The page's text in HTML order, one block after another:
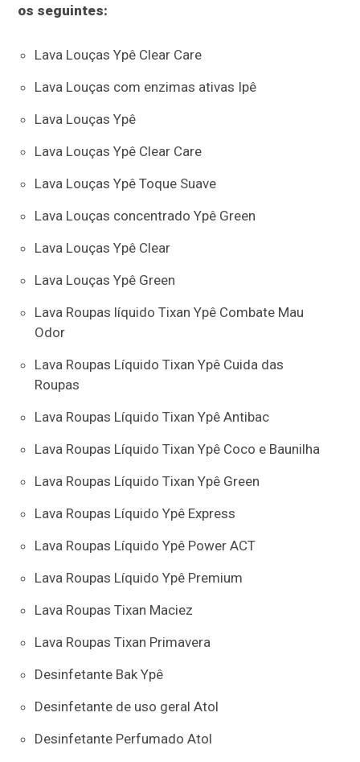
os seguintes:
Lava Louças Ypê Clear Care
Lava Louças com enzimas ativas Ipê
Lava Louças Ypê
Lava Louças Ypê Clear Care
Lava Louças Ypê Toque Suave
Lava Louças concentrado Ypê Green
Lava Louças Ypê Clear
Lava Louças Ypê Green
Lava Roupas líquido Tixan Ypê Combate Mau
Odor
Lava Roupas Líquido Tixan Ypê Cuida das
Roupas
Lava Roupas Líquido Tixan Ypê Antibac
Lava Roupas Líquido Tixan Ypê Coco e Baunilha
Lava Roupas Líquido Tixan Ypê Green
Lava Roupas Líquido Ypê Express
Lava Roupas Líquido Ypê Power ACT
Lava Roupas Líquido Ypê Premium
Lava Roupas Tixan Maciez
Lava Roupas Tixan Primavera
Desinfetante Bak Ypê
Desinfetante de uso geral Atol
Desinfetante Perfumado Atol